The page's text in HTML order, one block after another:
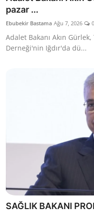
pazar ...
Ebubekir Bastama Ağu 7, 2026 0
Adalet Bakanı Akın
Derneği'nin Iğdır'da dü...
SAĞLIK BAKANI